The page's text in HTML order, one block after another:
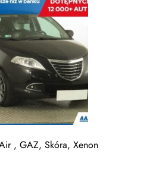
, GAZ, Skóra, Xenon